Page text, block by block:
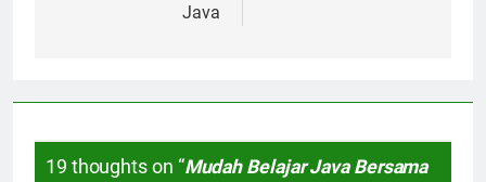
Java
19 thoughts on “Mudah Belajar Java Bersama